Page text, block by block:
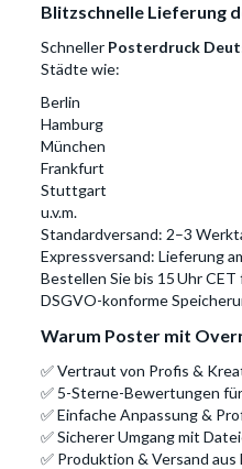
Blitzschnelle Lieferung
Schneller Posterdruck
Städte wie:
Berlin
Hamburg
München
Frankfurt
Stuttgart
u.v.m.
Standardversand: 2–3
Expressversand: Lieferung
Bestellen Sie bis 15 Uhr
DSGVO-konforme
Warum Poster mit
✅ Vertraut von Profis &
✅ 5-Sterne-Bewertungen
✅ Einfache Anpassung &
✅ Sicherer Umgang mit
✅ Produktion & Versand